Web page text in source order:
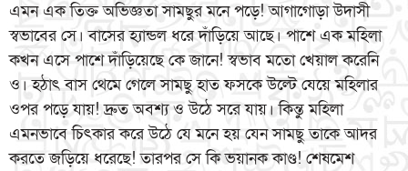
এমন এক তিক্ত অভিজ্ঞতা সামছুর মনে পড়ে! আগাগোড়া উদাসী
স্বভাবের সে। বাসের হ্যান্ডল ধরে দাঁড়িয়ে আছে। পাশে এক মহিলা
কখন এসে পাশে দাঁড়িয়েছে কে জানে! স্বভাব মতো খেয়াল করেনি
ও। হঠাৎ বাস থেমে গেলে সামছু হাত ফসকে উল্টে যেয়ে মহিলার
ওপর পড়ে যায়! দ্রুত অবশ্য ও উঠে সরে যায়। কিন্তু মহিলা
এমনভাবে চিৎকার করে উঠে যে মনে হয় যেন সামছু তাকে আদর
করতে জড়িয়ে ধরেছে! তারপর সে কি ভয়ানক কাণ্ড! শেষমেশ